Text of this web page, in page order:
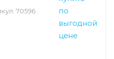
70596